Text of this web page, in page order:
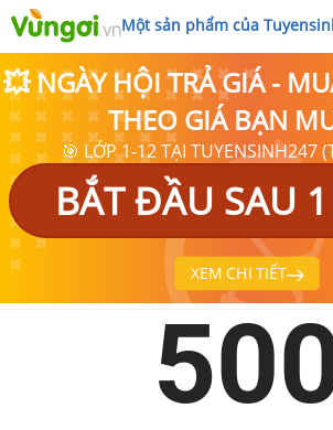
Một sản phẩm của
💥 NGÀY HỘI TRẢ GIÁ -
THEO GIÁ BẠN
🎯 LỚP 1-12 TẠI TUYENSINH247
BẮT ĐẦU SAU
XEM CHI TIẾT